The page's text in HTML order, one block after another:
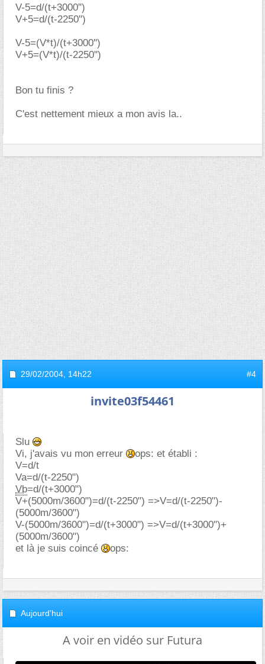
V-5=d/(t+3000'')
V+5=d/(t-2250'')
V-5=(V*t)/(t+3000'')
V+5=(V*t)/(t-2250'')
Bon tu finis ?
C'est nettement mieux a mon avis la..
29/02/2004, 14h22 #4
invite03f54461
Slu
Vi, j'avais vu mon erreur
ops: et établi :
V=d/t
Va=d/(t-2250")
Vb=d/(t+3000")
V+(5000m/3600")=d/(t-2250") =>V=d/(t-2250")-
(5000m/3600")
V-(5000m/3600")=d/(t+3000") =>V=d/(t+3000")+
(5000m/3600")
et là je suis coincé
ops:
Aujourd'hui
A voir en vidéo sur Futura